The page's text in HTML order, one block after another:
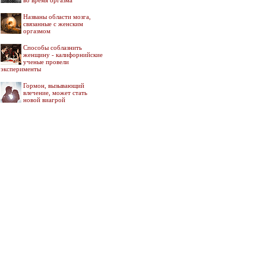
Названы области мозга,
связанные с женским
оргазмом
Способы соблазнить
женщину - калифорнийские
ученые провели
эксперименты
Гормон, вызывающий
влечение, может стать
новой виагрой